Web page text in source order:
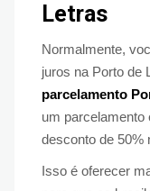
Letras
Normalmente,
juros na Porto de
parcelamento
um parcelamento
desconto de 50%
Isso é oferecer